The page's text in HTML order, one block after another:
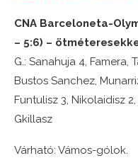
CNA Barceloneta-
– 5:6) –
G.: Sanahuja 4, Famera,
Bustos Sanchez,
Funtulisz 3, Nikolaidisz
Gkillasz
Várható: Vámos-gólok.